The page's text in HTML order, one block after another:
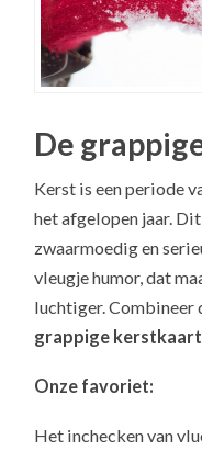
De
Kerst is een periode
het afgelopen jaar.
zwaarmoedig en
vleugje humor, dat
luchtiger. Combineer
grappige kerstkaart
Onze favoriet:
Het inchecken van